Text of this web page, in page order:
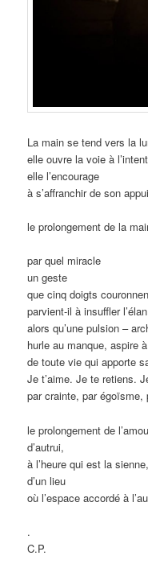
La main se tend vers la
elle ouvre la voie à
elle l’encourage
à s’affranchir de son appui
le prolongement de la
par quel miracle
un geste
que cinq doigts
parvient-il à insuffler
alors qu’une pulsion –
hurle au manque, aspire
de toute vie qui apporte
Je t’aime. Je te retiens.
par crainte, par
le prolongement de
d’autrui,
à l’heure qui est la
d’un lieu
où l’espace accordé à
.
C.P.